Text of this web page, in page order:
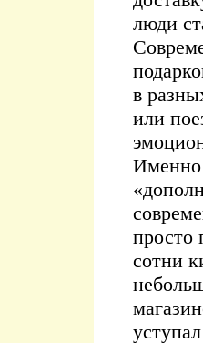
люди
в
или
Именно
просто
сотни